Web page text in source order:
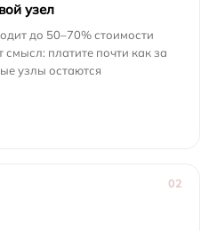
узел
до 50–70% стоимости
платите почти как за
узлы остаются
02